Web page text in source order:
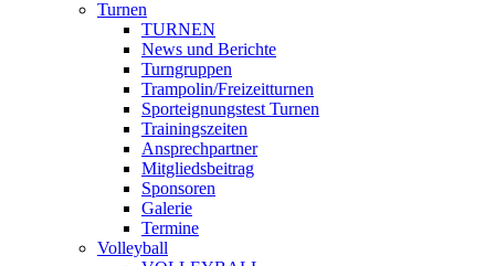
Turnen
TURNEN
News und Berichte
Turngruppen
Trampolin/Freizeitturnen
Sporteignungstest Turnen
Trainingszeiten
Ansprechpartner
Mitgliedsbeitrag
Sponsoren
Galerie
Termine
Volleyball